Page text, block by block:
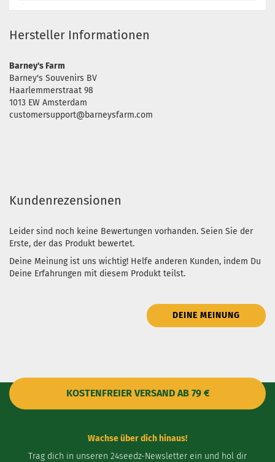
Hersteller Informationen
Barney's Farm
Barney's Souvenirs BV
Haarlemmerstraat 98
1013 EW Amsterdam
customersupport@barneysfarm.com
Kundenrezensionen
Leider sind noch keine Bewertungen vorhanden. Seien Sie der
Erste, der das Produkt bewertet.
Deine Meinung ist uns wichtig! Helfe anderen Kunden, indem Du
Deine Erfahrungen mit diesem Produkt teilst.
DEINE MEINUNG
KOSTENFREIER VERSAND AB 79 €
Wachse über dich hinaus!
Trag dich in unseren 24seedz-Newsletter ein und hol dir